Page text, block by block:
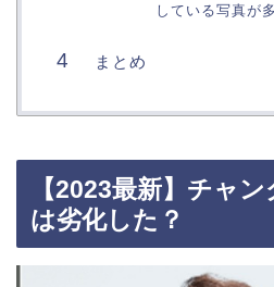
している写真が
まとめ
【2023最新】チャ
は劣化した？